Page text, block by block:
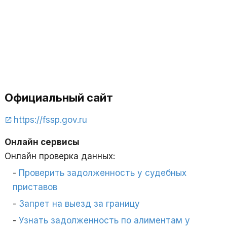
Официальный сайт
https://fssp.gov.ru
Онлайн сервисы
Онлайн проверка данных:
Проверить задолженность у судебных
приставов
Запрет на выезд за границу
Узнать задолженность по алиментам у